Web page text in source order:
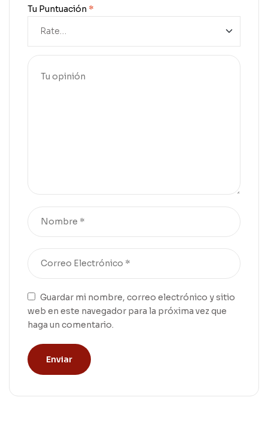
Tu Puntuación *
Guardar mi nombre, correo electrónico y sitio
web en este navegador para la próxima vez que
haga un comentario.